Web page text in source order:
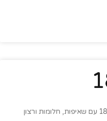
בעידן המודרני, הצעירים מגיעים לגיל 18 עם שאיפות, חלומות ורצון